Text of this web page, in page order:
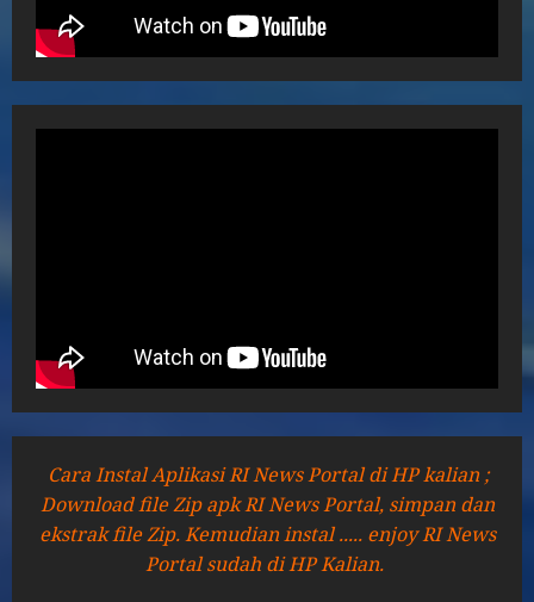
Cara Instal Aplikasi RI News Portal di HP kalian ;
Download file Zip apk RI News Portal, simpan dan
ekstrak file Zip. Kemudian instal ..... enjoy RI News
Portal sudah di HP Kalian.